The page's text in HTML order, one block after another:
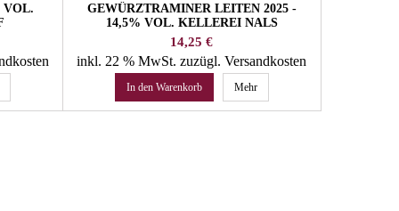
VOL.
GEWÜRZTRAMINER LEITEN 2025 -
14,5% VOL. KELLEREI NALS
MARGREID
Preis
14,25 €
inkl. 22 % MwSt.zuzügl. Versandkosten
In den Warenkorb Mehr